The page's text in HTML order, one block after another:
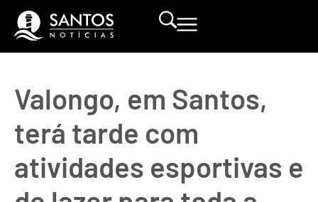
Valongo, em Santos,
terá tarde com
atividades esportivas e